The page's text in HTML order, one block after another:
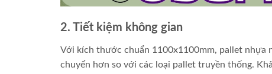
2. Tiết kiệm không gian
Với kích thước chuẩn 1100x1100mm, pallet nhựa
chuyển hơn so với các loại pallet truyền thống.